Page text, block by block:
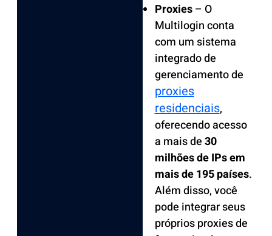
Proxies– O
Multilogin conta
com um sistema
integrado de
gerenciamento de
proxies
residenciais,
oferecendo acesso
a mais de30
milhões de IPs em
mais de 195 países.
Além disso, você
pode integrar seus
próprios proxies de